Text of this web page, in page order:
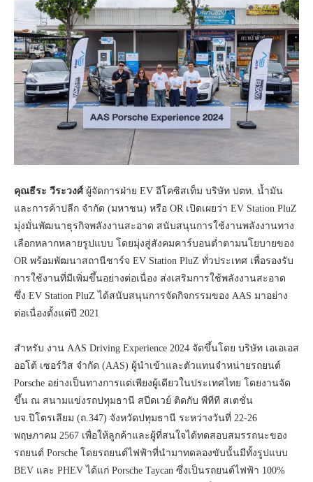
คุณธีระ วีระวงศ์ผู้จัดการฝ่าย EV อีโคซิสเท็ม บริษัท ปตท. น้ำมัน
และการค้าปลีก จำกัด (มหาชน) หรือ OR เปิดเผยว่า EV Station PluZ
มุ่งมั่นพัฒนาธุรกิจพลังงานสะอาด สนับสนุนการใช้งานพลังงานทาง
เลือกหลากหลายรูปแบบ โดยมุ่งสู่สังคมคาร์บอนต่ำตามนโยบายของ
OR พร้อมพัฒนาสถานีชาร์จ EV Station PluZ ทั่วประเทศ เพื่อรองรับ
การใช้งานที่มีเพิ่มขึ้นอย่างต่อเนื่อง ส่งเสริมการใช้พลังงานสะอาด
ซึ่ง EV Station PluZ ได้สนับสนุนการจัดกิจกรรมของ AAS มาอย่าง
ต่อเนื่องตั้งแต่ปี 2021
สำหรับ งาน AAS Driving Experience 2024 จัดขึ้นโดย บริษัท เอเอเอส
ออโต้ เซอร์วิส จำกัด (AAS) ผู้นำเข้าและตัวแทนจำหน่ายรถยนต์
Porsche อย่างเป็นทางการแต่เพียงผู้เดียวในประเทศไทย โดยงานจัด
ขึ้น ณ สนามแข่งรถปทุมธานี สปีดเวย์ ติดกับ พีทีที สเตชั่น
บจ.ปิโตรเลียม (ถ.347) จังหวัดปทุมธานี ระหว่างวันที่ 22-26
พฤษภาคม 2567 เพื่อให้ลูกค้าและผู้ที่สนใจได้ทดสอบสมรรถนะของ
รถยนต์ Porsche โดยรถยนต์ไฟฟ้าที่นำมาทดลองขับนั้นมีทั้งรูปแบบ
BEV และ PHEV ได้แก่ Porsche Taycan ซึ่งเป็นรถยนต์ไฟฟ้า 100%